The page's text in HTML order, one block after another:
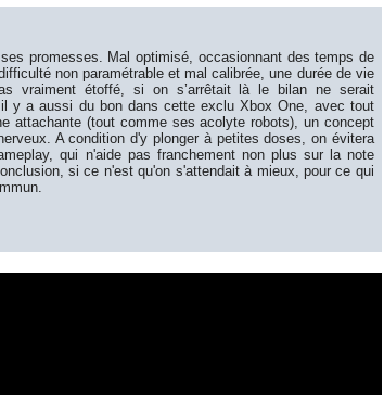
promesses. Mal optimisé, occasionnantdes temps de
non paramétrableet mal calibrée, une durée de vie
vraiment étoffé, si on s’arrêtaitlà le
bilan ne serait
y a aussi du bon dans cette exclu Xbox One, avec tout
attachante (tout comme sesacolyte robots), un concept
A condition d'y plonger à petites doses, on évitera
qui n'aide pas franchement non plus sur la note
si ce n'est qu'on s'attendait à mieux, pour ce qui
.